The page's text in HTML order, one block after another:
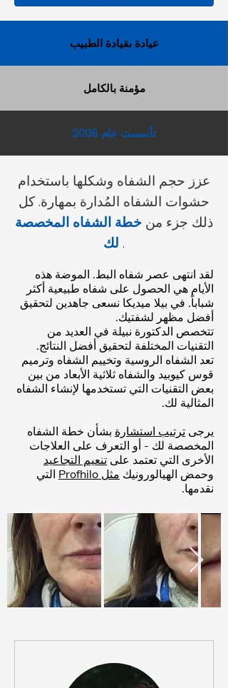
عيادة بقيادة الطبيب
مؤمنة بالكامل
تأسست عام 2008
عزز حجم الشفاه وشكلها باستخدام
حشوات الشفاه المُدارة بمهارة. كل
ذلك جزء من خطة الشفاه المخصصة
لك .
لقد انتهى عصر شفاه البط. الموضة هذه
الأيام هي الحصول على شفاه طبيعية أكثر
شباباً. في بيلا ميديكا نسعى جاهدين لتحقيق
أفضل مظهر لشفتيك.
تتخصص الدكتورة نبيلة في العديد من
التقنيات المختلفة لتحقيق أفضل النتائج.
تعد الشفاه الروسية وتخييم الشفاه وترميم
قوس كيوبيد والشفاه ثلاثية الأبعاد من بين
بعض التقنيات التي تستخدمها لإنشاء الشفاه
المثالية لك.
يرجى ترتيب استشارة بشأن خطة الشفاه
المخصصة لك - أو التعرف على العلاجات
الأخرى التي تعتمد على تنعيم التجاعيد
وحمض الهيالورونيك مثل Profhilo
التي
نقدمها.